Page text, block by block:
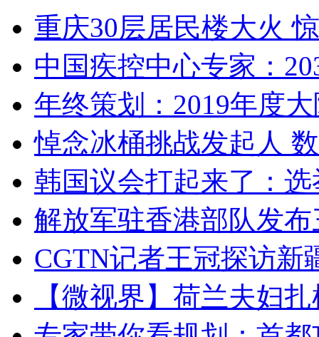
重庆30层居民楼大火
中国疾控中心专家：
年终策划：2019年度
悼念冰桶挑战发起人
韩国议会打起来了：
解放军驻香港部队发
CGTN记者王冠探访新
【微视界】荷兰夫妇